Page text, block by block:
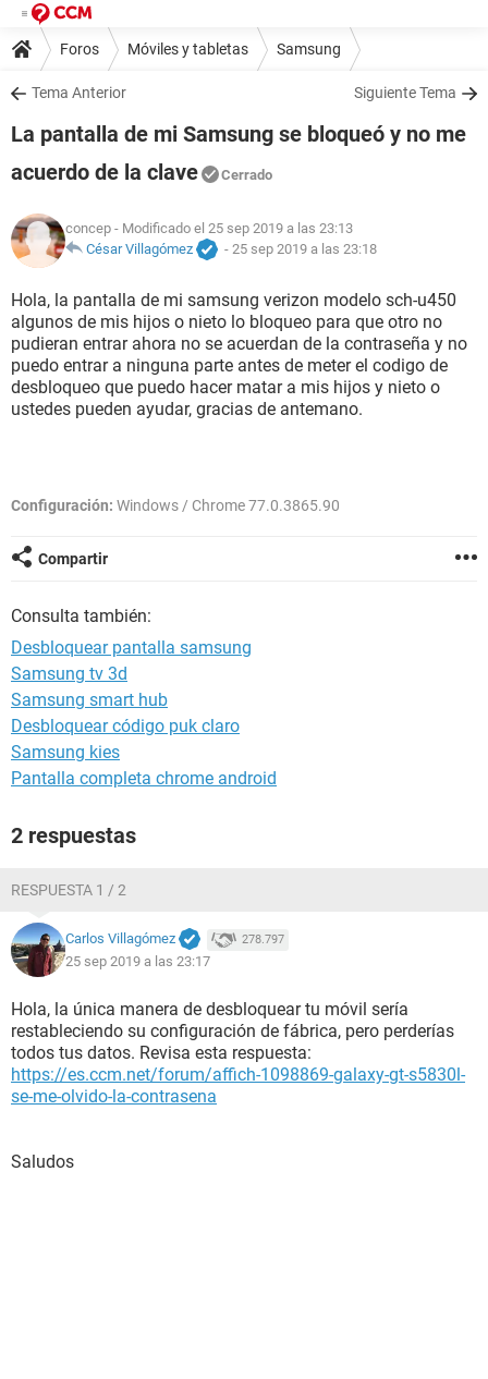
Foros Móviles y tabletas Samsung
Tema Anterior Siguiente Tema
La pantalla de mi Samsung se bloqueó y no me
acuerdo de la clave
Cerrado
concep - Modificado el 25 sep 2019 a las 23:13
César Villagómez
- 25 sep 2019 a las 23:18
Hola, la pantalla de mi samsung verizon modelo sch-u450
algunos de mis hijos o nieto lo bloqueo para que otro no
pudieran entrar ahora no se acuerdan de la contraseña y no
puedo entrar a ninguna parte antes de meter el codigo de
desbloqueo que puedo hacer matar a mis hijos y nieto o
ustedes pueden ayudar, gracias de antemano.
Configuración: Windows / Chrome 77.0.3865.90
Compartir
Consulta también:
Desbloquear pantalla samsung
Samsung tv 3d
Samsung smart hub
Desbloquear código puk claro
Samsung kies
Pantalla completa chrome android
2 respuestas
RESPUESTA 1 / 2
Carlos Villagómez 278.797
25 sep 2019 a las 23:17
Hola, la única manera de desbloquear tu móvil sería
restableciendo su configuración de fábrica, pero perderías
todos tus datos. Revisa esta respuesta:
https://es.ccm.net/forum/affich-1098869-galaxy-gt-s5830l-
se-me-olvido-la-contrasena
Saludos